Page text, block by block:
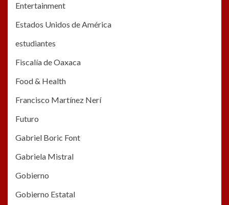
Entertainment
Estados Unidos de América
estudiantes
Fiscalía de Oaxaca
Food & Health
Francisco Martínez Nerí
Futuro
Gabriel Boric Font
Gabriela Mistral
Gobierno
Gobierno Estatal